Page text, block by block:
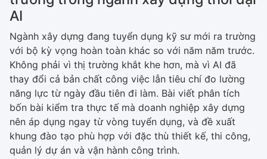
AI
Ngành xây dựng đang tuyển dụng kỹ sư mới ra trường
với bộ kỳ vọng hoàn toàn khác so với năm năm trước.
Không phải vì thị trường khắt khe hơn, mà vì AI đã
thay đổi cả bản chất công việc lẫn tiêu chí đo lường
năng lực từ ngày đầu tiên đi làm. Bài viết phân tích
bốn bài kiểm tra thực tế mà doanh nghiệp xây dựng
nên áp dụng ngay từ vòng tuyển dụng, và đề xuất
khung đào tạo phù hợp với đặc thù thiết kế, thi công,
quản lý dự án và vận hành công trình.